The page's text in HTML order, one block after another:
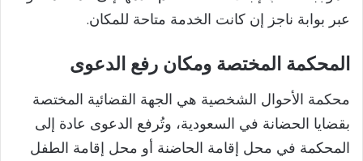
عبر بوابة ناجز إن كانت الخدمة متاحة للمكان.
المحكمة المختصة ومكان رفع الدعوى
محكمة الأحوال الشخصية هي الجهة القضائية المختصة
بقضايا الحضانة في السعودية، وتُرفع الدعوى عادة إلى
المحكمة في محل إقامة الحاضنة أو محل إقامة الطفل